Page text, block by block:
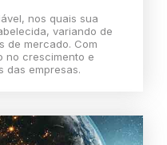
nos quais sua
variando de
de mercado. Com
no crescimento e
das empresas.